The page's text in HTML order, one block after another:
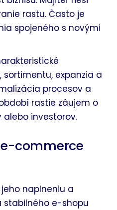
rastu. Často je
spojeného s novými
sortimentu, expanzia a
procesov a
rastie záujem o
investorov.
e-commerce
naplneniu a
stabilného e-shopu